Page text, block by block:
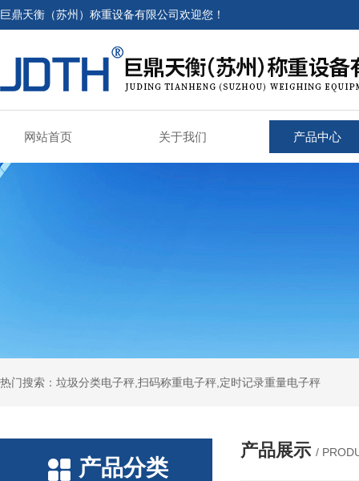
巨鼎天衡（苏州）称重设备有限公司欢迎您！
网站首页 关于我们 产品中心
热门搜索：垃圾分类电子秤,扫码称重电子秤,定时记录重量电子秤
产品分类
产品展示 /